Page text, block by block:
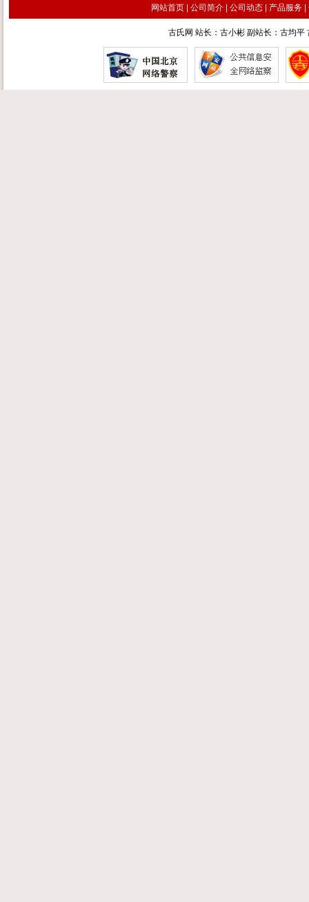
网站首页| 公司简介| 公司动态| 产品服务|
古氏网 站长：古小彬 副站长：古均